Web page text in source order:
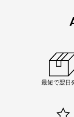
夏服まとめて手に入れるな
最短で翌日